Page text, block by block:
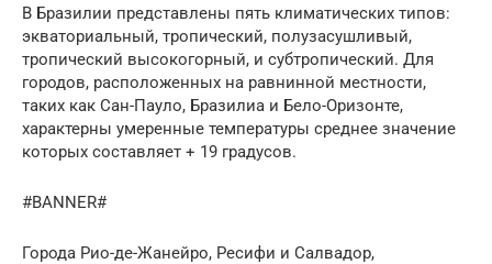
В Бразилии представлены пять климатических типов:
экваториальный, тропический, полузасушливый,
тропический высокогорный, и субтропический. Для
городов, расположенных на равнинной местности,
таких как Сан-Пауло, Бразилиа и Бело-Оризонте,
характерны умеренные температуры среднее значение
которых составляет + 19 градусов.
#BANNER#
Города Рио-де-Жанейро, Ресифи и Салвадор,